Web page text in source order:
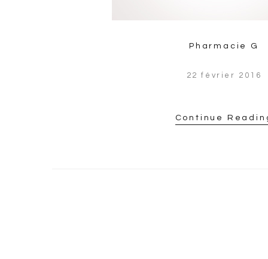
Pharmacie G
22 février 2016
Continue